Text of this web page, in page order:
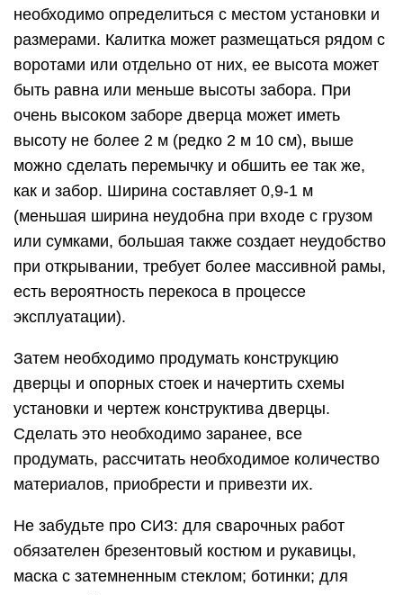
необходимо определиться с местом установки и
размерами. Калитка может размещаться рядом с
воротами или отдельно от них, ее высота может
быть равна или меньше высоты забора. При
очень высоком заборе дверца может иметь
высоту не более 2 м (редко 2 м 10 см), выше
можно сделать перемычку и обшить ее так же,
как и забор. Ширина составляет 0,9-1 м
(меньшая ширина неудобна при входе с грузом
или сумками, большая также создает неудобство
при открывании, требует более массивной рамы,
есть вероятность перекоса в процессе
эксплуатации).
Затем необходимо продумать конструкцию
дверцы и опорных стоек и начертить схемы
установки и чертеж конструктива дверцы.
Сделать это необходимо заранее, все
продумать, рассчитать необходимое количество
материалов, приобрести и привезти их.
Не забудьте про СИЗ: для сварочных работ
обязателен брезентовый костюм и рукавицы,
маска с затемненным стеклом; ботинки; для